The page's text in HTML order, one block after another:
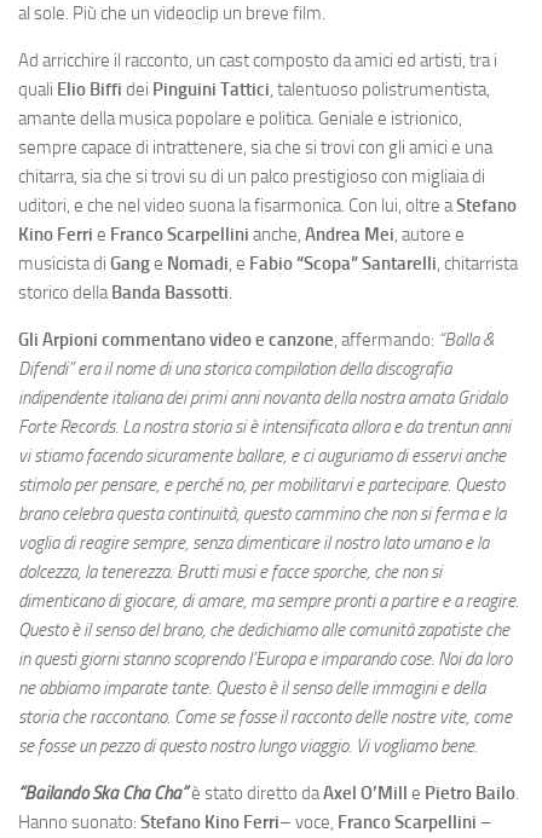
al sole. Più che un videoclip un breve film.
Ad arricchire il racconto, un cast composto da amici ed artisti, tra i
quali Elio Biffi dei Pinguini Tattici, talentuoso polistrumentista,
amante della musica popolare e politica. Geniale e istrionico,
sempre capace di intrattenere, sia che si trovi con gli amici e una
chitarra, sia che si trovi su di un palco prestigioso con migliaia di
uditori, e che nel video suona la fisarmonica. Con lui, oltre aStefano
Kino Ferri e Franco Scarpellini anche, Andrea Mei, autore e
musicista di Gange Nomadi, e Fabio “Scopa” Santarelli, chitarrista
storico dellaBanda Bassotti.
Gli Arpioni commentano video e canzone, affermando: “Balla &
Difendi” era il nome di una storica compilation della discografia
indipendente italiana dei primi anni novanta della nostra amata Gridalo
Forte Records. La nostra storia si è intensificata allora e da trentun anni
vi stiamo facendo sicuramente ballare, e ci auguriamo di esservi anche
stimolo per pensare, e perché no, per mobilitarvi e partecipare. Questo
brano celebra questa continuità, questo cammino che non si ferma e la
voglia di reagire sempre, senza dimenticare il nostro lato umano e la
dolcezza, la tenerezza. Brutti musi e facce sporche, che non si
dimenticano di giocare, di amare, ma sempre pronti a partire e a reagire.
Questo è il senso del brano, che dedichiamo alle comunità zapatiste che
in questi giorni stanno scoprendo l’Europa e imparando cose. Noi da loro
ne abbiamo imparate tante. Questo è il senso delle immagini e della
storia che raccontano. Come se fosse il racconto delle nostre vite, come
se fosse un pezzo di questo nostro lungo viaggio. Vi vogliamo bene.
“Bailando Ska Cha Cha”è stato diretto daAxel O’Mill e Pietro Bailo.
Hanno suonato: Stefano Kino Ferri– voce, Franco Scarpellini –